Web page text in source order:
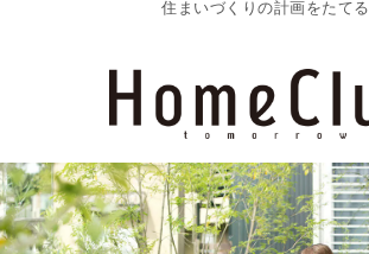
住まいづくりの計画をたてる